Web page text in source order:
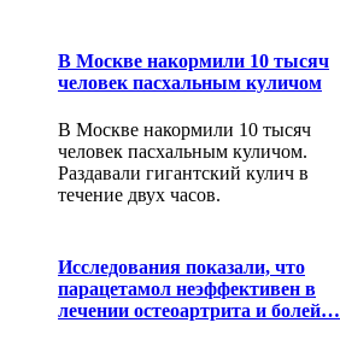
В Москве накормили 10 тысяч
человек пасхальным куличом
В Москве накормили 10 тысяч
человек пасхальным куличом.
Раздавали гигантский кулич в
течение двух часов.
Исследования показали, что
парацетамол неэффективен в
лечении остеоартрита и болей…